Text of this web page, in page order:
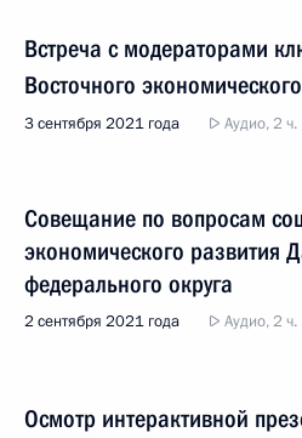
Встреча с модераторами
Восточного
3 сентября 2021 года Аудио, 2 ч.
Совещание по вопросам
экономического развития
федерального округа
2 сентября 2021 года Аудио, 2 ч.
Осмотр интерактивной